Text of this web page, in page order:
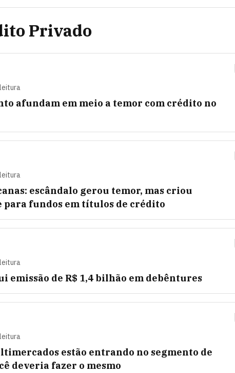
Privado
leitura
afundam em meio a temor com crédito no
leitura
escândalo gerou temor, mas criou
fundos em títulos de crédito
leitura
emissão de R$ 1,4 bilhão em debêntures
leitura
estão entrando no segmento de
deveria fazer o mesmo